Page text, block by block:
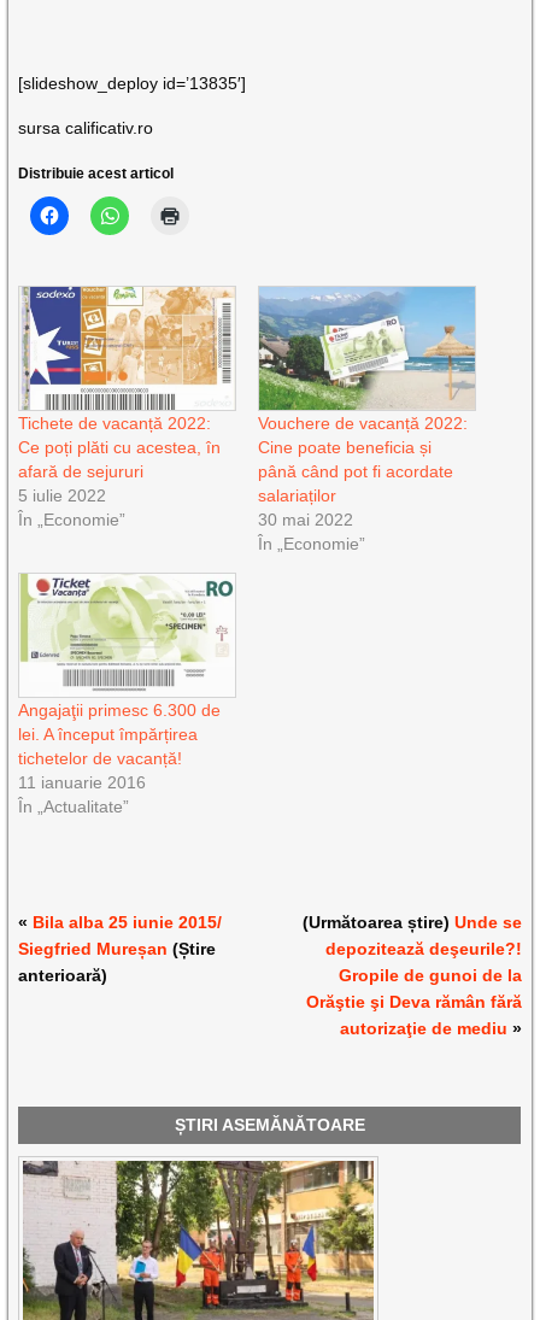
[slideshow_deploy id=’13835′]
sursa calificativ.ro
Distribuie acest articol
Tichete de vacanță 2022:
Ce poți plăti cu acestea, în
afară de sejururi
5 iulie 2022
În „Economie”
Vouchere de vacanță 2022:
Cine poate beneficia și
până când pot fi acordate
salariaților
30 mai 2022
În „Economie”
Angajaţii primesc 6.300 de
lei. A început împărțirea
tichetelor de vacanță!
11 ianuarie 2016
În „Actualitate”
« Bila alba 25 iunie 2015/
Siegfried Mureșan (Știre
anterioară)
(Următoarea știre) Unde se
depozitează deşeurile?!
Gropile de gunoi de la
Orăştie şi Deva rămân fără
autorizaţie de mediu »
ȘTIRI ASEMĂNĂTOARE